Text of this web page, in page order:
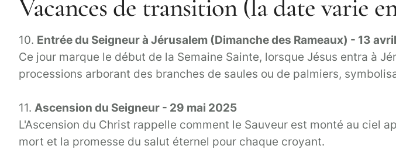
Vacances de transition (la date varie
10. Entrée du Seigneur à Jérusalem (Dimanche des Rameaux) - 13
Ce jour marque le début de la Semaine Sainte, lorsque Jésus entra à
processions arborant des branches de saules ou de palmiers,
11. Ascension du Seigneur - 29 mai 2025
L'Ascension du Christ rappelle comment le Sauveur est monté au ciel
mort et la promesse du salut éternel pour chaque croyant.